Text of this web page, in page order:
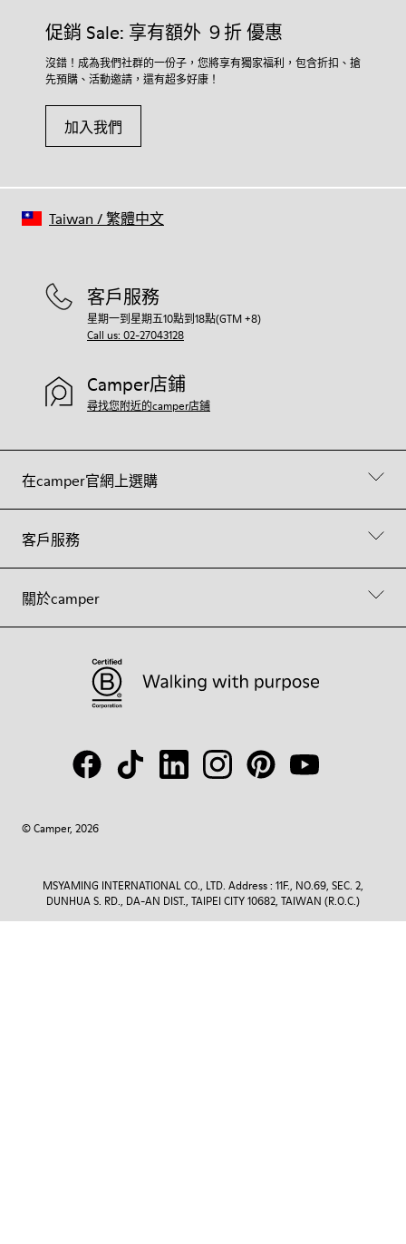
促銷 Sale: 享有額外 ９折 優惠
沒錯！成為我們社群的一份子，您將享有獨家福利，包含折扣、搶
先預購、活動邀請，還有超多好康！
加入我們
在camper官網上選購
客戶服務
關於camper
客戶服務
星期一到星期五10點到18點(GTM +8)
Call us: 02-27043128
Camper店鋪
尋找您附近的camper店鋪
© Camper, 2026
Taiwan /繁體中文
MSYAMING INTERNATIONAL CO., LTD. Address : 11F., NO.69, SEC. 2,
DUNHUA S. RD., DA-AN DIST., TAIPEI CITY 10682, TAIWAN (R.O.C.)